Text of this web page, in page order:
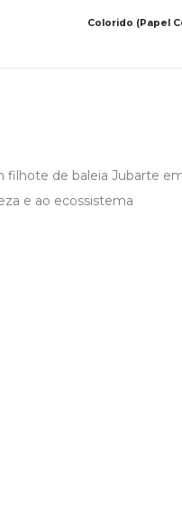
Colorido (Papel
filhote de baleia Jubarte
e ao ecossistema